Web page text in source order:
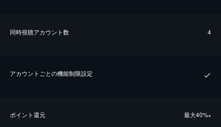
同時視聴アカウント数 4
アカウントごとの機能制限設定
ポイント還元 最⼤40%※